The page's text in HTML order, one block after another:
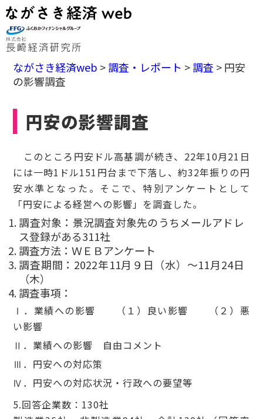
ながさき経済web >調査・レポート >調査 >円安
の影響調査
円安の影響調査
このところ円安ドル高基調が続き、22年10月21日
には一時1ドル151円台まで下落し、約32年振りの円
安水準となった。そこで、特別アンケートとして
「円安による経営への影響」を調査した。
調査対象：景況調査対象先のうちメールアドレ
ス登録がある311社
調査方法：ＷＥＢアンケート
調査期間：2022年11月９日（水）～11月24日
（木）
調査事項：
Ⅰ．業績への影響 （１）良い影響 （２）悪
い影響
Ⅱ．業績への影響 自由コメント
Ⅲ．円安への対応策
Ⅳ．円安への対応状況・行政への要望等
5.回答企業数：130社